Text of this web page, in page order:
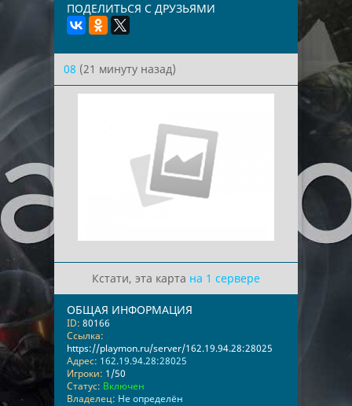
ПОДЕЛИТЬСЯ С ДРУЗЬЯМИ
08 (21 минуту назад)
Кстати, эта карта на 1 сервере
ОБЩАЯ ИНФОРМАЦИЯ
ID: 80166
Ссылка:
https://playmon.ru/server/162.19.94.28:28025
Адрес: 162.19.94.28:28025
Игроки: 1/50
Статус: Включен
Владелец: Не определён